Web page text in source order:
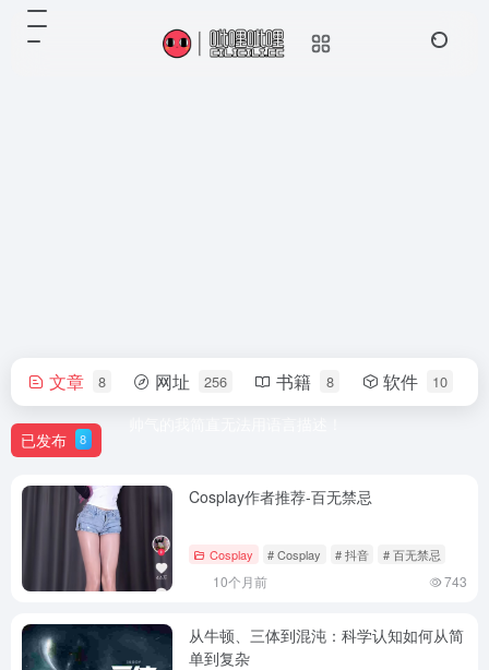
嘀某人
文章 8 网址 256 书籍 8 软件 10
已发布 8
Cosplay作者推荐-百无禁忌
Cosplay # Cosplay # 抖音 # 百无禁忌
10个月前 743
从牛顿、三体到混沌：科学认知如何从简
单到复杂